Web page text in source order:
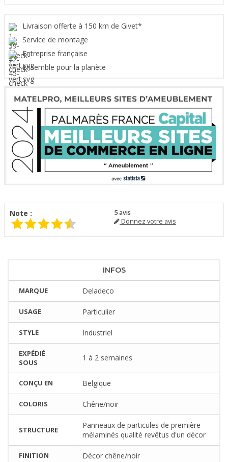
Livraison offerte à 150 km de Givet*
Service de montage
Entreprise française
Ensemble pour la planète
Note : 5avis
Donnez votre avis
INFOS
MARQUE Deladeco
USAGE Particulier
STYLE Industriel
EXPÉDIÉ
SOUS
1 à 2 semaines
CONÇU EN Belgique
COLORIS Chêne/noir
STRUCTURE
Panneaux de particules de première
mélaminés qualité revêtus d'un décor
FINITION Décor chêne/noir